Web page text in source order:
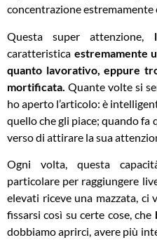
concentrazione estremamente
Questa super attenzione,
caratteristica estremamente
quanto lavorativo, eppure
mortificata. Quante volte si
ho aperto l’articolo: è
quello che gli piace; quando fa
verso di attirare la sua
Ogni volta, questa
particolare per raggiungere
elevati riceve una mazzata, ci
fissarsi così su certe cose, che
dobbiamo aprirci, avere più